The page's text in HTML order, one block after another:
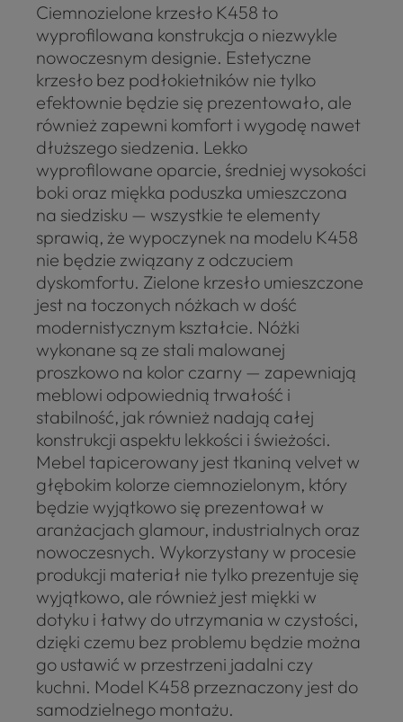
Ciemnozielone krzesło K458 to
wyprofilowana konstrukcja o niezwykle
nowoczesnym designie. Estetyczne
krzesło bez podłokietników nie tylko
efektownie będzie się prezentowało, ale
również zapewni komfort i wygodę nawet
dłuższego siedzenia. Lekko
wyprofilowane oparcie, średniej wysokości
boki oraz miękka poduszka umieszczona
na siedzisku — wszystkie te elementy
sprawią, że wypoczynek na modelu K458
nie będzie związany z odczuciem
dyskomfortu. Zielone krzesło umieszczone
jest na toczonych nóżkach w dość
modernistycznym kształcie. Nóżki
wykonane są ze stali malowanej
proszkowo na kolor czarny — zapewniają
meblowi odpowiednią trwałość i
stabilność, jak również nadają całej
konstrukcji aspektu lekkości i świeżości.
Mebel tapicerowany jest tkaniną velvet w
głębokim kolorze ciemnozielonym, który
będzie wyjątkowo się prezentował w
aranżacjach glamour, industrialnych oraz
nowoczesnych. Wykorzystany w procesie
produkcji materiał nie tylko prezentuje się
wyjątkowo, ale również jest miękki w
dotyku i łatwy do utrzymania w czystości,
dzięki czemu bez problemu będzie można
go ustawić w przestrzeni jadalni czy
kuchni. Model K458 przeznaczony jest do
samodzielnego montażu.